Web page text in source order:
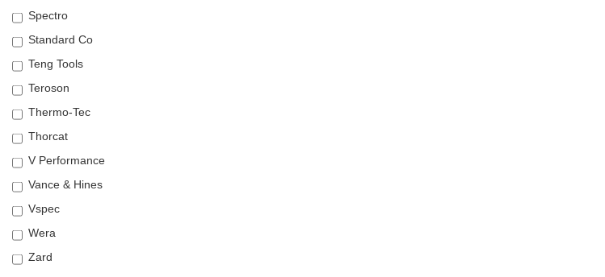
Spectro
Standard Co
Teng Tools
Teroson
Thermo-Tec
Thorcat
V Performance
Vance & Hines
Vspec
Wera
Zard